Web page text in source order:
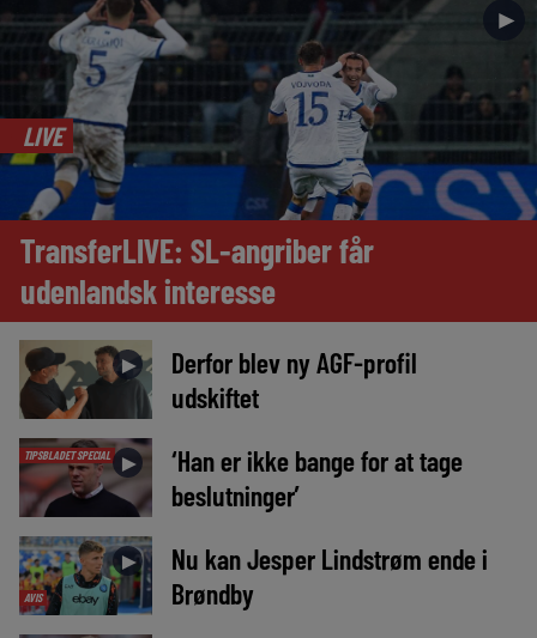
►
LIVE
TransferLIVE: SL-angriber får
udenlandsk interesse
►
Derfor blev ny AGF-profil
udskiftet
TIPSBLADET SPECIAL ►
‘Han er ikke bange for at tage
beslutninger’
AVIS
►
Nu kan Jesper Lindstrøm ende i
Brøndby